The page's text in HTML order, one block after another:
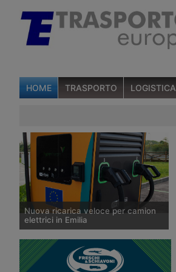
HOME TRASPORTO LOGISTICA
Nuova ricarica veloce per camion
elettrici in Emilia
A Noceto, in provincia di Parma,
Ewiva, del gruppo Enel, ha inaugurato
il suo secondo sito italiano dedicato